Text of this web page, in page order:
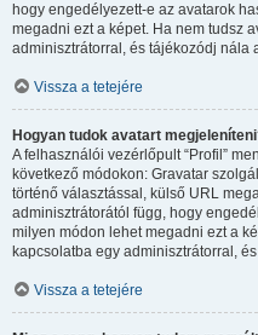
hogy engedélyezett-e az avatarok
megadni ezt a képet. Ha nem tudsz
adminisztrátorral, és tájékozódj nála
Vissza a tetejére
Hogyan tudok avatart
A felhasználói vezérlőpult “Profil”
következő módokon: Gravatar
történő választással, külső URL
adminisztrátorától függ, hogy
milyen módon lehet megadni ezt a
kapcsolatba egy adminisztrátorral,
Vissza a tetejére